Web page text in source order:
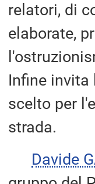
relatori, di
elaborate,
Infine invita
scelto per
strada.
Davide